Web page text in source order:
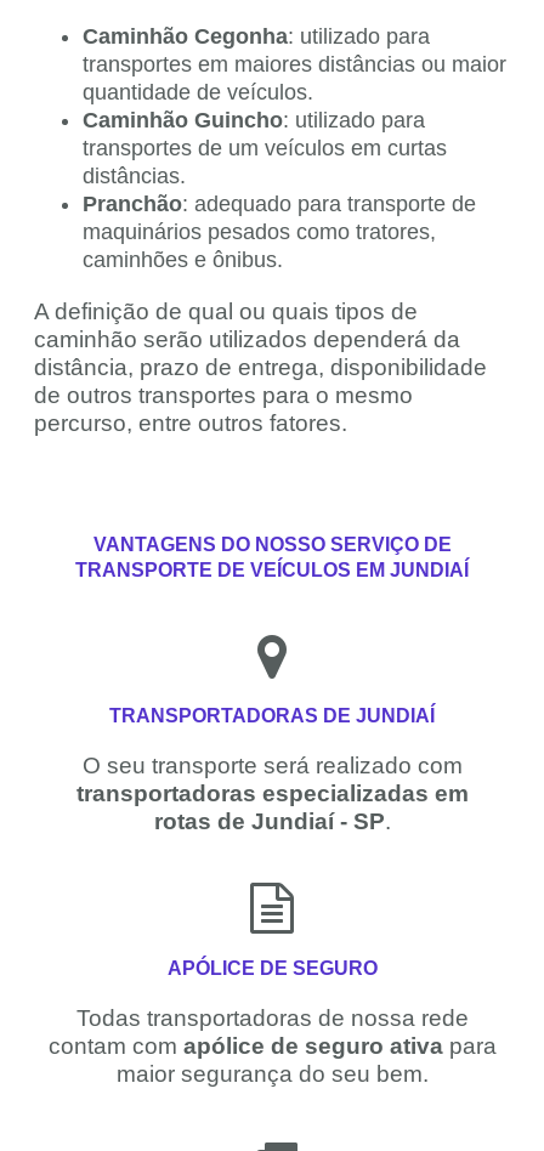
Caminhão Cegonha: utilizado para
transportes em maiores distâncias ou maior
quantidade de veículos.
Caminhão Guincho: utilizado para
transportes de um veículos em curtas
distâncias.
Pranchão: adequado para transporte de
maquinários pesados como tratores,
caminhões e ônibus.
A definição de qual ou quais tipos de
caminhão serão utilizados dependerá da
distância, prazo de entrega, disponibilidade
de outros transportes para o mesmo
percurso, entre outros fatores.
VANTAGENS DO NOSSO SERVIÇO DE
TRANSPORTE DE VEÍCULOS EM JUNDIAÍ
TRANSPORTADORAS DE JUNDIAÍ
O seu transporte será realizado com
transportadoras especializadas em
rotas de Jundiaí - SP.
APÓLICE DE SEGURO
Todas transportadoras de nossa rede
contam com apólice de seguro ativapara
maior segurança do seu bem.